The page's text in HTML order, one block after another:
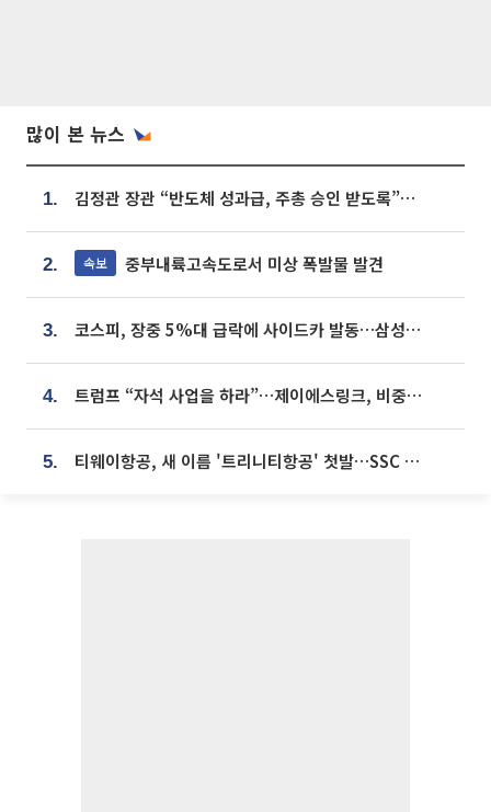
많이 본 뉴스
1. 김정관 장관 “반도체 성과급, 주총 승인 받도록”…상법·자본시장법 개정 시사
2. 속보 중부내륙고속도로서 미상 폭발물 발견
3. 코스피, 장중 5%대 급락에 사이드카 발동…삼성·SK 동반 폭락
4. 트럼프 “자석 사업을 하라”…제이에스링크, 비중국 영구자석 공급망 구축 속도
5. 티웨이항공, 새 이름 '트리니티항공' 첫발…SSC 전략 본격화